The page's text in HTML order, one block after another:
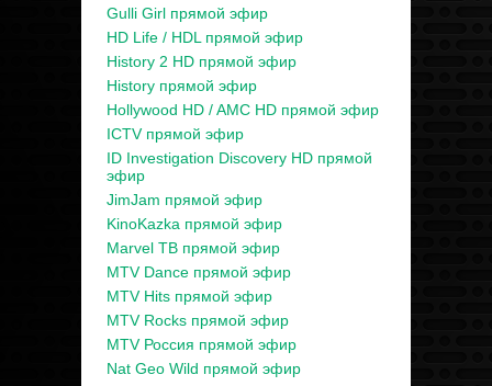
Gulli Girl прямой эфир
HD Life / HDL прямой эфир
History 2 HD прямой эфир
History прямой эфир
Hollywood HD / AMC HD прямой эфир
ICTV прямой эфир
ID Investigation Discovery HD прямой
эфир
JimJam прямой эфир
KinoKazka прямой эфир
Marvel ТВ прямой эфир
MTV Dance прямой эфир
MTV Hits прямой эфир
MTV Rocks прямой эфир
MTV Россия прямой эфир
Nat Geo Wild прямой эфир